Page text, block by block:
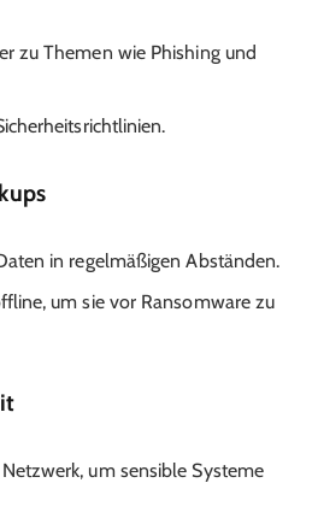
zu Themen wie Phishing und
in regelmäßigen Abständen.
um sie vor Ransomware zu
um sensible Systeme